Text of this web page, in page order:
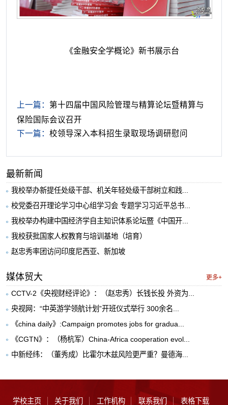
《金融安全学概论》新书展示台
上一篇： 第十四届中国风险管理与精算论坛暨精算与
保险国际会议召开
下一篇： 校领导深入本科招生录取现场调研慰问
最新新闻
我校举办新提任处级干部、机关年轻处级干部树立和践...
校党委召开理论学习中心组学习会 专题学习习近平总书...
我校举办构建中国经济学自主知识体系论坛暨《中国开...
我校获批国家人权教育与培训基地（培育）
赵忠秀率团访问印度尼西亚、新加坡
媒体贸大 更多+
CCTV-2《央视财经评论》：（赵忠秀）长钱长投 外资为...
央视网：“中英游学领航计划”开班仪式举行 300余名...
《china daily》:Campaign promotes jobs for gradua...
《CGTN》：（杨杭军）China-Africa cooperation evol...
中新经纬：（董秀成）比霍尔木兹风险更严重？曼德海...
学校主页 关于我们 工作机构 联系我们 表格下载